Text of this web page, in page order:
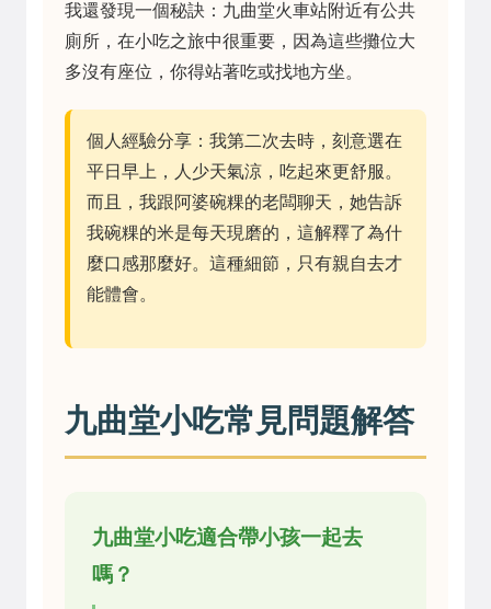
我還發現一個秘訣：九曲堂火車站附近有公共
廁所，在小吃之旅中很重要，因為這些攤位大
多沒有座位，你得站著吃或找地方坐。
個人經驗分享：我第二次去時，刻意選在
平日早上，人少天氣涼，吃起來更舒服。
而且，我跟阿婆碗粿的老闆聊天，她告訴
我碗粿的米是每天現磨的，這解釋了為什
麼口感那麼好。這種細節，只有親自去才
能體會。
九曲堂小吃常見問題解答
九曲堂小吃適合帶小孩一起去
嗎？